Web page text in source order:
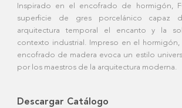
Descargar Catálogo
Inspirado en el encofrado de hormigón,
superficie de gres porcelánico capaz
arquitectura temporal el encanto y la
contexto industrial. Impreso en el hormigón,
encofrado de madera evoca un estilo
por los maestros de la arquitectura moderna.